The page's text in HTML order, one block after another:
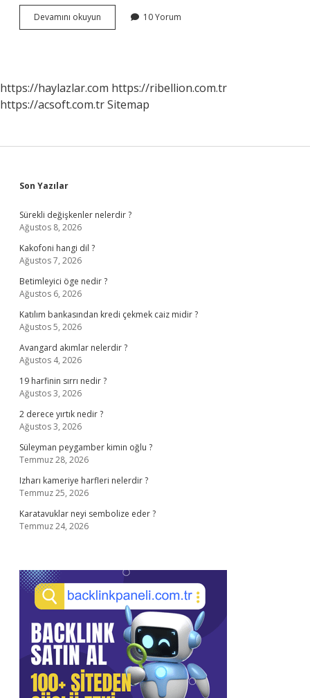
Devamını okuyun Psikolojik
Danışma
10 Yorum
https://haylazlar.com https://ribellion.com.tr
https://acsoft.com.trSitemap
Sidebar
Son Yazılar
Sürekli değişkenler nelerdir ?
Ağustos 8, 2026
Kakofoni hangi dil ?
Ağustos 7, 2026
Betimleyici öge nedir ?
Ağustos 6, 2026
Katılım bankasından kredi çekmek caiz midir ?
Ağustos 5, 2026
Avangard akımlar nelerdir ?
Ağustos 4, 2026
19 harfinin sırrı nedir ?
Ağustos 3, 2026
2 derece yırtık nedir ?
Ağustos 3, 2026
Süleyman peygamber kimin oğlu ?
Temmuz 28, 2026
Izharı kameriye harfleri nelerdir ?
Temmuz 25, 2026
Karatavuklar neyi sembolize eder ?
Temmuz 24, 2026